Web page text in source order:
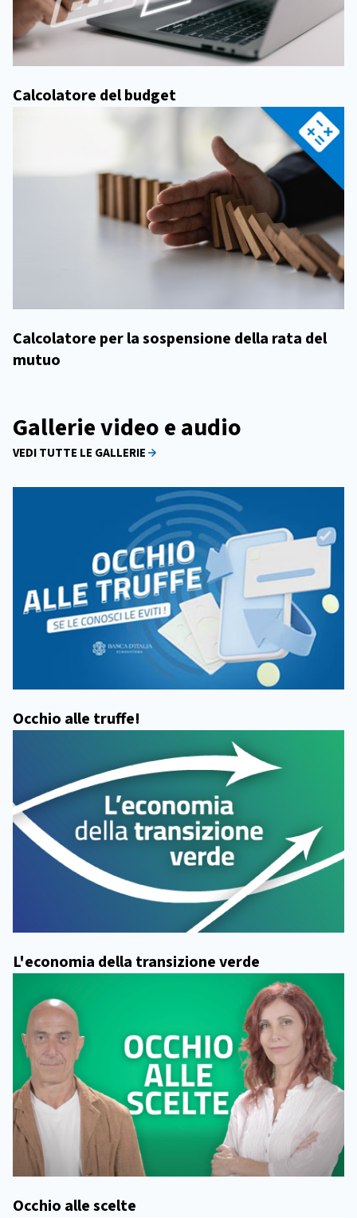
Calcolatore del budget
Calcolatore per la sospensione della rata del
mutuo
Gallerie video e audio
VEDI TUTTE LE GALLERIE
Occhio alle truffe!
L'economia della transizione verde
Occhio alle scelte